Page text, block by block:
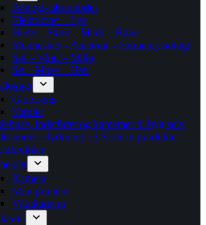
Biologi-laboratoriet
Elektricitet – Lys
Hede – Skov – Mark – Have
Mennesket – Anatomi – Humanfysiologi
Sol – Vind – Miljø
Sø – Mose – Hav
Globisens
Vernier
foderbræt og kameraer til byg selv
dyrkning og Science produkter
Kamera
Mini printere
Vildtkamera